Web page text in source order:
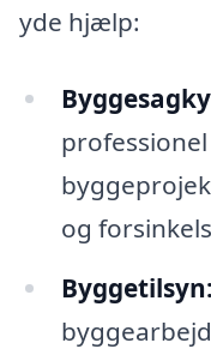
yde hjælp:
og
Byggetilsyn: